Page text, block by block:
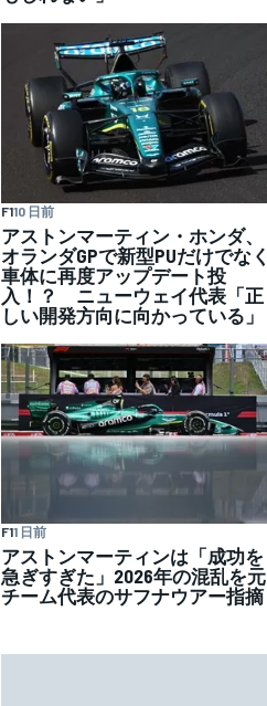
F110 日前
アストンマーティン・ホンダ、
オランダGPで新型PUだけでなく
車体に再度アップデート投
入！？ ニューウェイ代表「正
しい開発方向に向かっている」
F11 日前
アストンマーティンは「成功を
急ぎすぎた」2026年の混乱を元
チーム代表のサフナウアー指摘